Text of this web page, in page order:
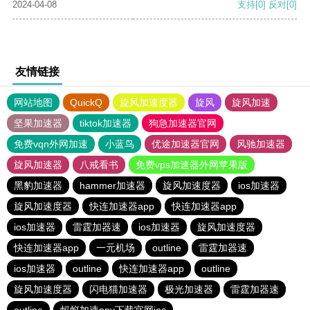
2024-04-08 支持[0] 反对[0]
友情链接
网站地图 QuickQ 旋风加速度器 旋风
旋风加速
坚果加速器
tiktok加速器
狗急加速器官网
免费vqn外网加速
小蓝鸟 优途加速器官网
风驰加速器
旋风加速器
八戒看书
免费vps加速器外网苹果版
黑豹加速器
hammer加速器 旋风加速度器
ios加速器
旋风加速度器
快连加速器app
快连加速器app
ios加速器
雷霆加器速 ios加速器
旋风加速度器
快连加速器app
一元机场 outline
雷霆加器速
ios加速器
outline 快连加速器app
outline
旋风加速度器
闪电猫加速器 极光加速器
雷霆加器速